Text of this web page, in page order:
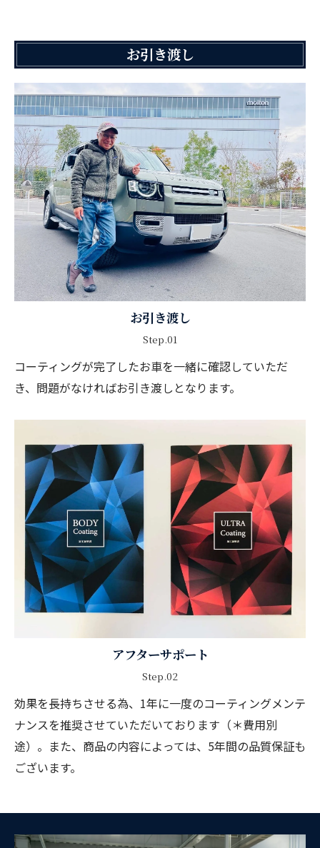
お引き渡し
お引き渡し
Step.01
コーティングが完了したお車を一緒に確認していただ
き、問題がなければお引き渡しとなります。
アフターサポート
Step.02
効果を長持ちさせる為、1年に一度のコーティングメンテ
ナンスを推奨させていただいております（＊費用別
途）。また、商品の内容によっては、5年間の品質保証も
ございます。